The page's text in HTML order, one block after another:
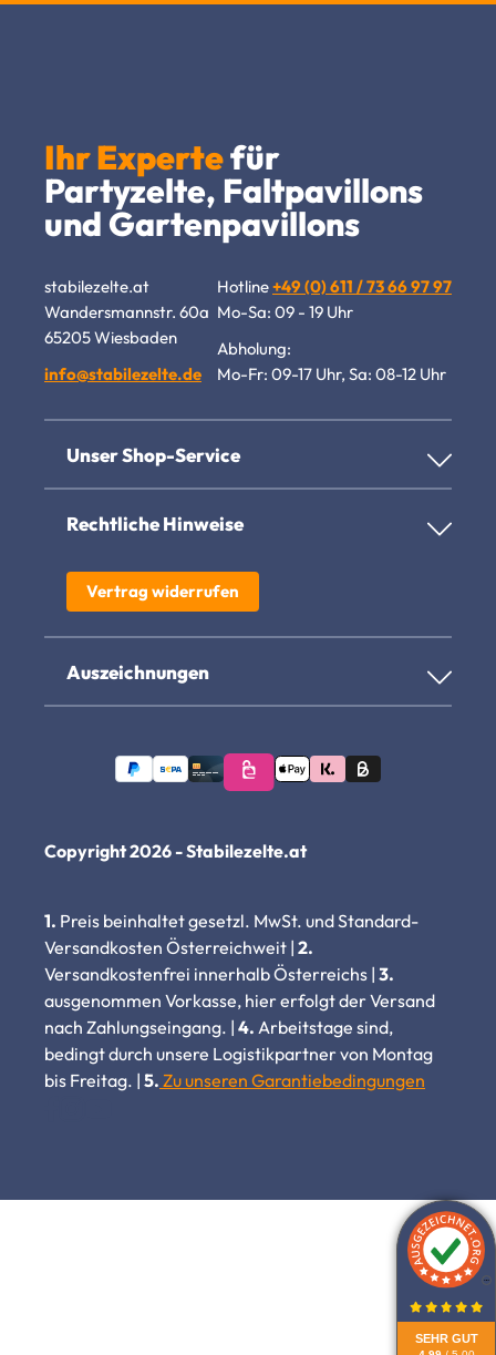
SEHR GUT
Ihr Expertefür
Partyzelte, Faltpavillons
und Gartenpavillons
stabilezelte.at
Wandersmannstr. 60a
65205 Wiesbaden
info@stabilezelte.de
Hotline+49 (0) 611 / 73 66 97 97
Mo-Sa: 09 - 19 Uhr
Abholung:
Mo-Fr: 09-17 Uhr, Sa: 08-12 Uhr
Unser Shop-Service
Rechtliche Hinweise
Vertrag widerrufen
Auszeichnungen
Copyright 2026 - Stabilezelte.at
1. Preis beinhaltet gesetzl. MwSt. und Standard-
Versandkosten Österreichweit | 2.
Versandkostenfrei innerhalb Österreichs | 3.
ausgenommen Vorkasse, hier erfolgt der Versand
nach Zahlungseingang. | 4. Arbeitstage sind,
bedingt durch unsere Logistikpartner von Montag
bis Freitag. | 5. Zu unseren Garantiebedingungen